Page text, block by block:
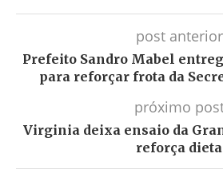
post anterior
Prefeito Sandro Mabel
para reforçar frota da
próximo
Virginia deixa ensaio da
reforça dieta